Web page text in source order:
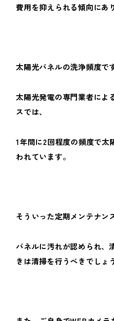
費用を抑えられる傾向にあ
太陽光パネルの洗浄頻度で
太陽光発電の専門業者によ
スでは、
1年間に2回程度の頻度で太
われています。
そういった定期メンテナン
パネルに汚れが認められ、
きは清掃を行うべきでしょ